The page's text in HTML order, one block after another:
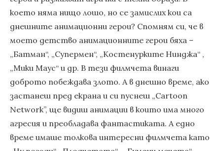
което няма нищо лошо, но се замислих кои са
днешните анимационни герои? Спомням си, че в
моето детство анимационните герои бяха –
„Батман“, „Супермен“, „Костенурките Нинджа“ ,
„Мики Маус“ и др. В тези филмчета винаги
доброто побеждава злото. А в днешно време, ако
застанеш пред екрана и си пуснеш „Cartoon
Network”, ще видиш анимации в които има много
агресия и преобладава фантастиката. А едно
време имаше толкова интересни филмчета като